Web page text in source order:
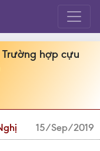
hợp cựu
15/Sep/2019